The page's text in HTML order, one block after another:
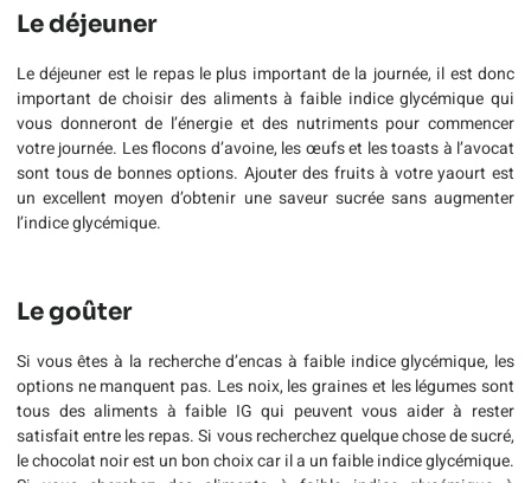
Le déjeuner
Le déjeuner est le repas le plus important de la journée, il est donc
important de choisir des aliments à faible indice glycémique qui
vous donneront de l’énergie et des nutriments pour commencer
votre journée. Les flocons d’avoine, les œufs et les toasts à l’avocat
sont tous de bonnes options. Ajouter des fruits à votre yaourt est
un excellent moyen d’obtenir une saveur sucrée sans augmenter
l’indice glycémique.
Le goûter
Si vous êtes à la recherche d’encas à faible indice glycémique, les
options ne manquent pas. Les noix, les graines et les légumes sont
tous des aliments à faible IG qui peuvent vous aider à rester
satisfait entre les repas. Si vous recherchez quelque chose de sucré,
le chocolat noir est un bon choix car il a un faible indice glycémique.